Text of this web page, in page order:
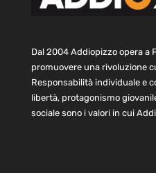
Dal 2004 Addiopizzo opera a
promuovere una rivoluzione
Responsabilità individuale e
libertà, protagonismo
sociale sono i valori in cui